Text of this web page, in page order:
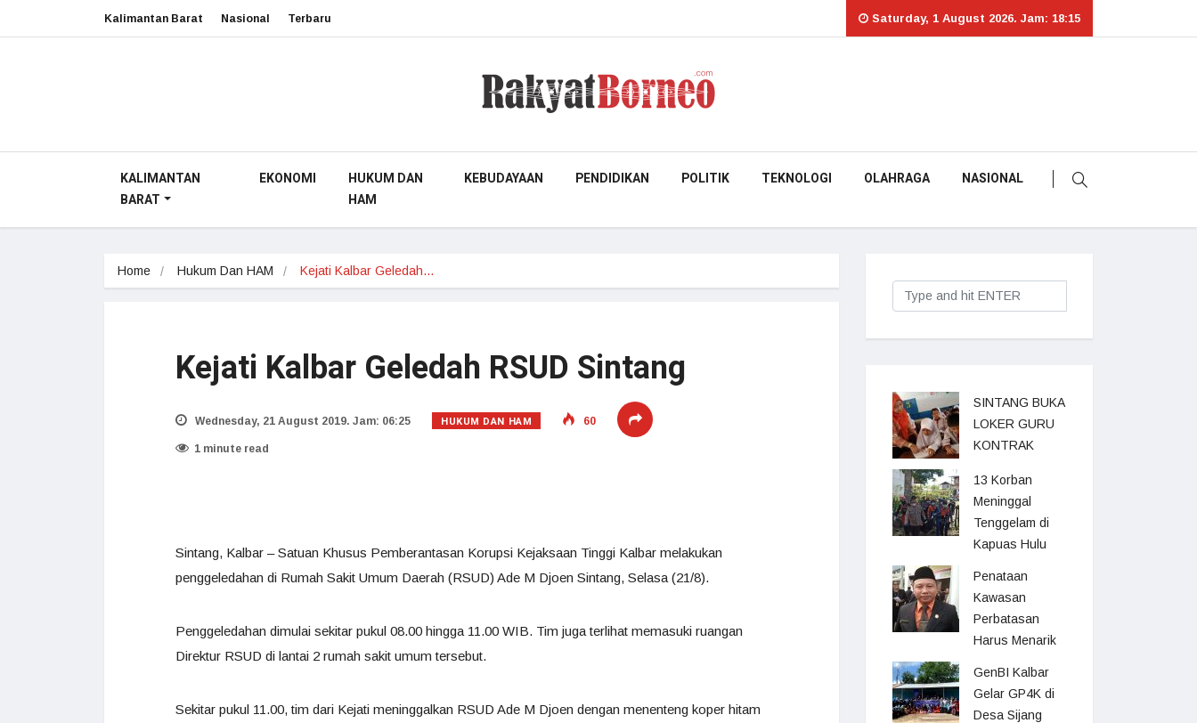
Kalimantan Barat Nasional Terbaru Saturday, 1 August 2026. Jam: 18:15
KALIMANTAN
BARAT
EKONOMI
HUKUM DAN
HAM
KEBUDAYAAN PENDIDIKAN POLITIK TEKNOLOGI OLAHRAGA NASIONAL
Home Hukum Dan HAM Kejati Kalbar Geledah…
Kejati Kalbar Geledah RSUD Sintang
Wednesday, 21 August 2019. Jam: 06:25 HUKUM DAN HAM 60
1 minute read
Sintang, Kalbar – Satuan Khusus Pemberantasan Korupsi Kejaksaan Tinggi Kalbar melakukan
penggeledahan di Rumah Sakit Umum Daerah (RSUD) Ade M Djoen Sintang, Selasa (21/8).
Penggeledahan dimulai sekitar pukul 08.00 hingga 11.00 WIB. Tim juga terlihat memasuki ruangan
Direktur RSUD di lantai 2 rumah sakit umum tersebut.
Sekitar pukul 11.00, tim dari Kejati meninggalkan RSUD Ade M Djoen dengan menenteng koper hitam
SINTANG BUKA
LOKER GURU
KONTRAK
13 Korban
Meninggal
Tenggelam di
Kapuas Hulu
Penataan
Kawasan
Perbatasan
Harus Menarik
GenBI Kalbar
Gelar GP4K di
Desa Sijang